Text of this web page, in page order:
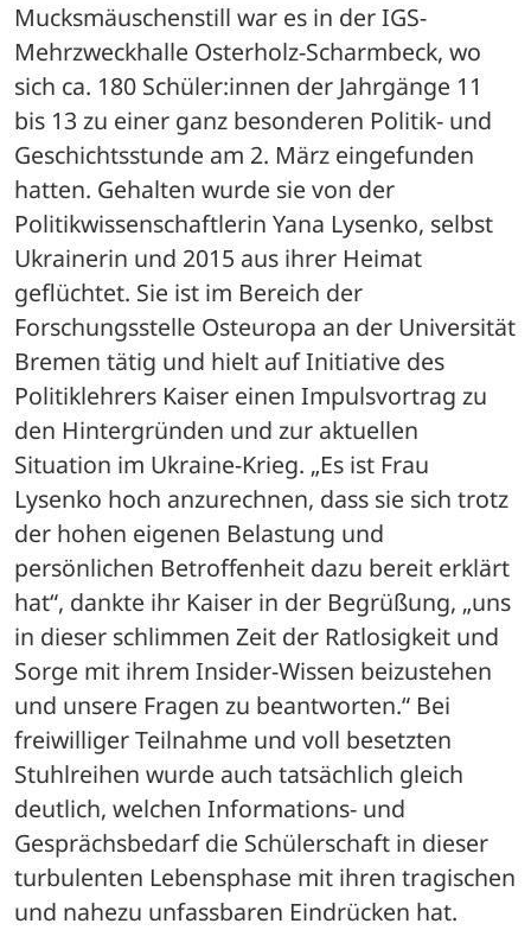
Mucksmäuschenstill war es in der IGS-
Mehrzweckhalle Osterholz-Scharmbeck, wo
sich ca. 180 Schüler:innen der Jahrgänge 11
bis 13 zu einer ganz besonderen Politik- und
Geschichtsstunde am 2. März eingefunden
hatten. Gehalten wurde sie von der
Politikwissenschaftlerin Yana Lysenko, selbst
Ukrainerin und 2015 aus ihrer Heimat
geflüchtet. Sie ist im Bereich der
Forschungsstelle Osteuropa an der Universität
Bremen tätig und hielt auf Initiative des
Politiklehrers Kaiser einen Impulsvortrag zu
den Hintergründen und zur aktuellen
Situation im Ukraine-Krieg. „Es ist Frau
Lysenko hoch anzurechnen, dass sie sich trotz
der hohen eigenen Belastung und
persönlichen Betroffenheit dazu bereit erklärt
hat“, dankte ihr Kaiser in der Begrüßung, „uns
in dieser schlimmen Zeit der Ratlosigkeit und
Sorge mit ihrem Insider-Wissen beizustehen
und unsere Fragen zu beantworten.“ Bei
freiwilliger Teilnahme und voll besetzten
Stuhlreihen wurde auch tatsächlich gleich
deutlich, welchen Informations- und
Gesprächsbedarf die Schülerschaft in dieser
turbulenten Lebensphase mit ihren tragischen
und nahezu unfassbaren Eindrücken hat.